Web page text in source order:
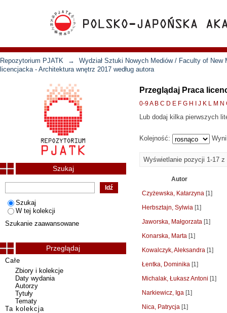
Repozytorium PJATK →
Wydział Sztuki Nowych Mediów / Faculty of New
licencjacka - Architektura wnętrz 2017 według autora
Przeglądaj Praca
0-9A B C D E F G H J K L M N
Lub dodaj kilka pierwszych
Kolejność:
Wyświetlanie pozycji 1-17 z
Autor
Czyżewska, Katarzyna [1]
Herbsztajn, Sylwia [1]
Jaworska, Małgorzata [1]
Konarska, Marta [1]
Kowalczyk, Aleksandra [1]
Łentka, Dominika [1]
Michalak, Łukasz Antoni [1]
Narkiewicz, Iga [1]
Nica, Patrycja [1]
Szukaj
Szukaj
W tej kolekcji
Szukanie zaawansowane
Przeglądaj
Całe
Zbiory i kolekcje
Daty wydania
Autorzy
Tytuły
Tematy
Ta kolekcja